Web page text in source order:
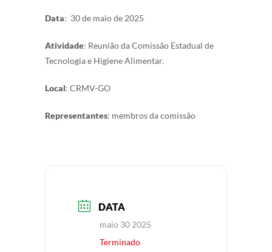
Data: 30 de maio de 2025
Atividade: Reunião da Comissão Estadual de
Tecnologia e Higiene Alimentar.
Local: CRMV-GO
Representantes: membros da comissão
DATA
maio 30 2025
Terminado